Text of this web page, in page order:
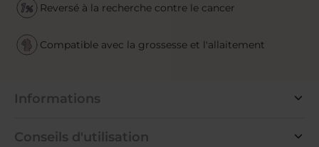
Reversé à la recherche contre le cancer
Compatible avec la grossesse et l'allaitement
Informations
Conseils d'utilisation